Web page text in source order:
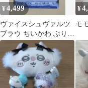
¥4,499
ヴァイスシュヴァルツ
ブラウ ちいかわ ぶりっ
こ モモンガ SSP
¥
モ